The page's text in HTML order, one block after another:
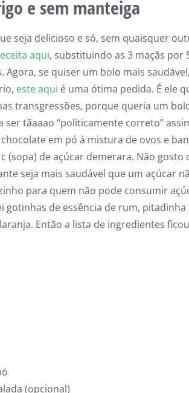
e sem manteiga
seja delicioso e só, sem quaisquer
aqui, substituindo as 3 maçãs por
Agora, se quiser um bolo mais
este aqui é uma ótima pedida. É ele
transgressões, porque queria um
ser tãaaao “politicamente correto”
em pó à mistura de ovos e
(sopa) de açúcar demerara. Não gosto
seja mais saudável que um açúcar
para quem não pode consumir
gotinhas de essência de rum, pitadinha
Então a lista de ingredientes
(opcional)